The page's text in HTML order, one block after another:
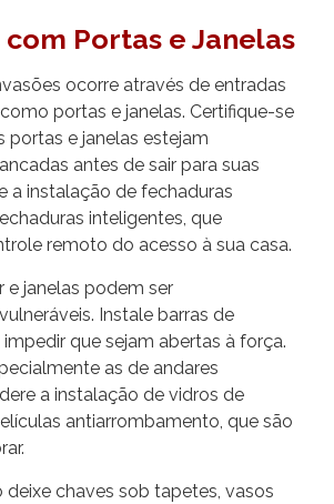
Portas e Janelas
ocorre através de entradas
portas e janelas. Certifique-se
portas e janelas estejam
antes de sair para suas
a instalação de fechaduras
inteligentes, que
remoto do acesso à sua casa.
e janelas podem ser
Instale barras de
que sejam abertas à força.
as de andares
a instalação de vidros de
antiarrombamento, que são
deixe chaves sob tapetes, vasos